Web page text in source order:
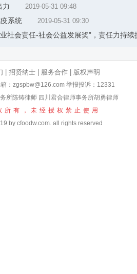
力 2019-05-31 09:48
系统 2019-05-31 09:30
社会责任-社会公益发展奖”，责任力持续
招贤纳士 服务合作 版权声明
：zgspbw@126.com 举报投诉：12331
所陈铸律师 四川君合律师事务所胡勇律师
所有，未经授权禁止使用
by cfoodw.com. all rights reserved